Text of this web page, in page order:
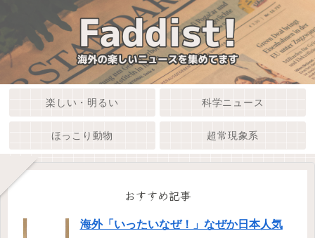
楽しい・明るい 科学ニュース
ほっこり動物 超常現象系
おすすめ記事
海外「いったいなぜ！」なぜか日本人気